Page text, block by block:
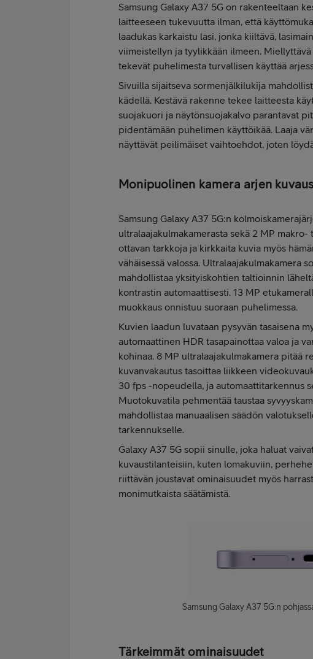
Samsung Galaxy A37 5G on rakenteeltaan
laitteeseen tukevuutta ilman, että
laadukas karkaistu lasi, jonka kiiltävä,
viimeistellyn ja tyylikkään ilmeen.
tekevät puhelimesta turvallisen käyttää
Sivuilla sijaitseva sormenjälkilukija
kädellä. Kestävä rakenne tekee laitteesta
suojakuori ja näytönsuojakalvo parantavat
pidentämään puhelimen käyttöikää. Laaja
näyttävät peilimäiset vaihtoehdot, joten
Monipuolinen kamera arjen
Samsung Galaxy A37 5G:n
ultralaajakulmakamerasta sekä 2 MP
ottavan tarkkoja ja kirkkaita kuvia myös
vähäisessä valossa. Ultralaajakulmakamera
mahdollistaa yksityiskohtien taltioinnin
kontrastin automaattisesti. 13 MP
muokkaus onnistuu suoraan puhelimessa.
Kuvien laadun luvataan pysyvän tasaisena
automaattinen HDR tasapainottaa valoa ja
kohinaa. 8 MP ultralaajakulmakamera pitää
kuvanvakautus tasoittaa liikkeen
30 fps -nopeudella, ja automaattitarkennus
Muotokuvatila pehmentää taustaa
mahdollistaa manuaalisen säädön
tarkennukselle.
Galaxy A37 5G sopii sinulle, joka haluat
kuvaustilanteisiin, kuten lomakuviin,
riittävän joustavat ominaisuudet myös
monimutkaista säätämistä.
Samsung Galaxy A37 5G:n
Tärkeimmät ominaisuudet